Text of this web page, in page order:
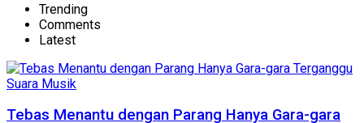
Trending
Comments
Latest
Tebas Menantu dengan Parang Hanya Gara-gara